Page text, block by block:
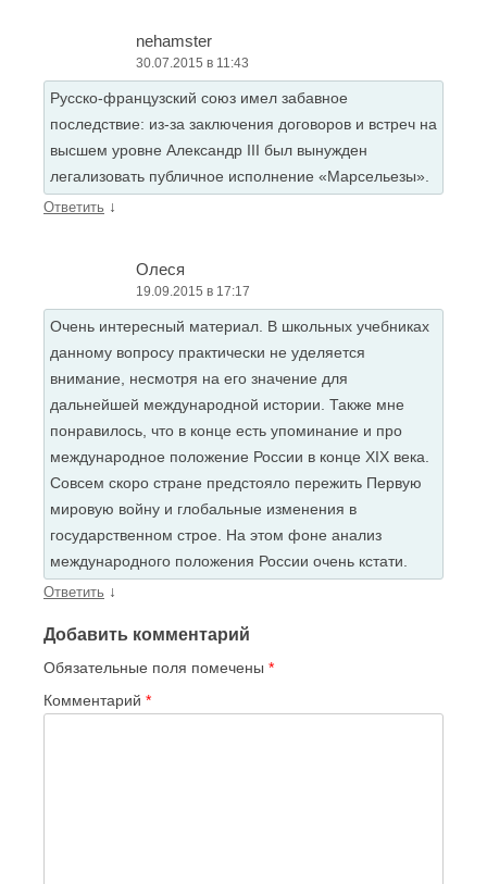
nehamster
30.07.2015 в 11:43
Русско-французский союз имел забавное
последствие: из-за заключения договоров и встреч на
высшем уровне Александр III был вынужден
легализовать публичное исполнение «Марсельезы».
Ответить ↓
Олеся
19.09.2015 в 17:17
Очень интересный материал. В школьных учебниках
данному вопросу практически не уделяется
внимание, несмотря на его значение для
дальнейшей международной истории. Также мне
понравилось, что в конце есть упоминание и про
международное положение России в конце XIX века.
Совсем скоро стране предстояло пережить Первую
мировую войну и глобальные изменения в
государственном строе. На этом фоне анализ
международного положения России очень кстати.
Ответить ↓
Добавить комментарий
Обязательные поля помечены *
Комментарий *